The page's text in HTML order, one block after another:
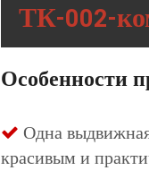
ТК-002-
Особенности
 Одна
красивым и